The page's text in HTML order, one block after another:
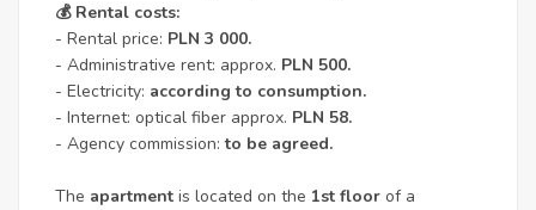
💰 Rental costs:
- Rental price: PLN 3 000.
- Administrative rent: approx. PLN 500.
- Electricity: according to consumption.
- Internet: optical fiber approx. PLN 58.
- Agency commission:to be agreed.
The apartment is located on the 1st floor of a